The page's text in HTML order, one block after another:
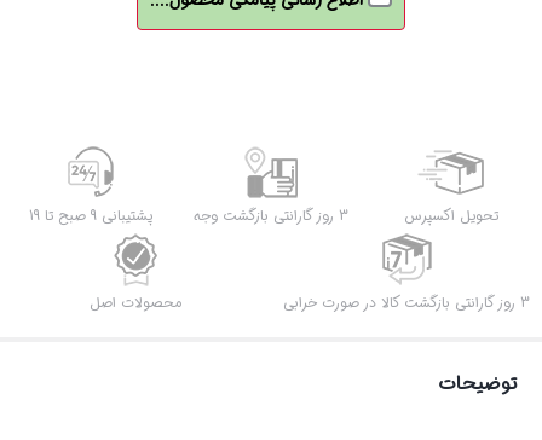
تحویل اکسپرس 3 روز گارانتی بازگشت وجه پشتیبانی 9 صبح تا 19
3 روز گارانتی بازگشت کالا در صورت خرابی محصولات اصل
توضیحات